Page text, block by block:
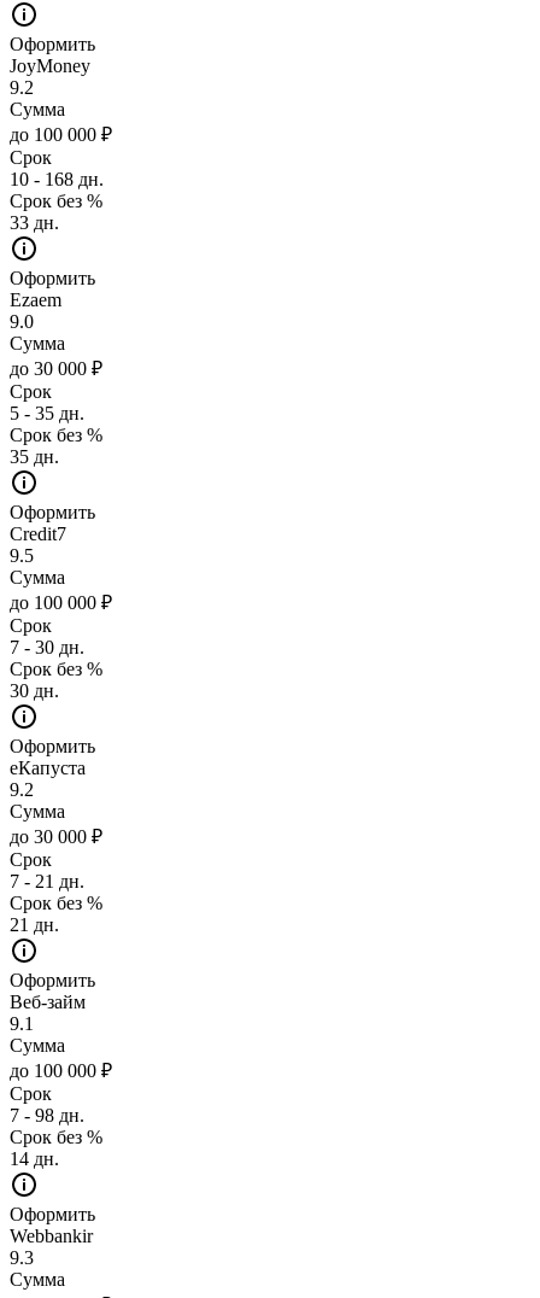
Оформить
JoyMoney
9.2
Сумма
до 100 000 ₽
Срок
10 - 168 дн.
Срок без %
33 дн.
Оформить
Ezaem
9.0
Сумма
до 30 000 ₽
Срок
5 - 35 дн.
Срок без %
35 дн.
Оформить
Credit7
9.5
Сумма
до 100 000 ₽
Срок
7 - 30 дн.
Срок без %
30 дн.
Оформить
еКапуста
9.2
Сумма
до 30 000 ₽
Срок
7 - 21 дн.
Срок без %
21 дн.
Оформить
Веб-займ
9.1
Сумма
до 100 000 ₽
Срок
7 - 98 дн.
Срок без %
14 дн.
Оформить
Webbankir
9.3
Сумма